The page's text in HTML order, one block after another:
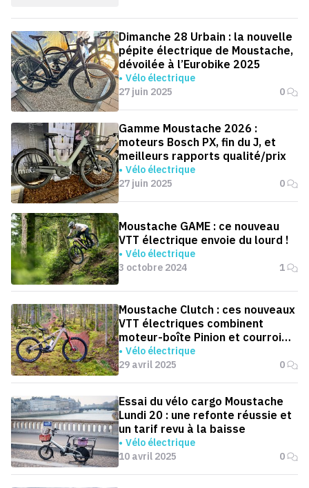
Dimanche 28 Urbain : la nouvelle
pépite électrique de Moustache,
dévoilée à l’Eurobike 2025
Vélo électrique
27 juin 2025
0
Gamme Moustache 2026 :
moteurs Bosch PX, fin du J, et
meilleurs rapports qualité/prix
Vélo électrique
27 juin 2025
0
Moustache GAME : ce nouveau
VTT électrique envoie du lourd !
Vélo électrique
3 octobre 2024
1
Moustache Clutch : ces nouveaux
VTT électriques combinent
moteur-boîte Pinion et courroie
carbone
Vélo électrique
29 avril 2025
0
Essai du vélo cargo Moustache
Lundi 20 : une refonte réussie et
un tarif revu à la baisse
Vélo électrique
10 avril 2025
0